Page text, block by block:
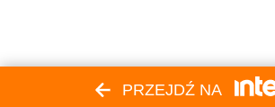
PRZEJDŹ NA